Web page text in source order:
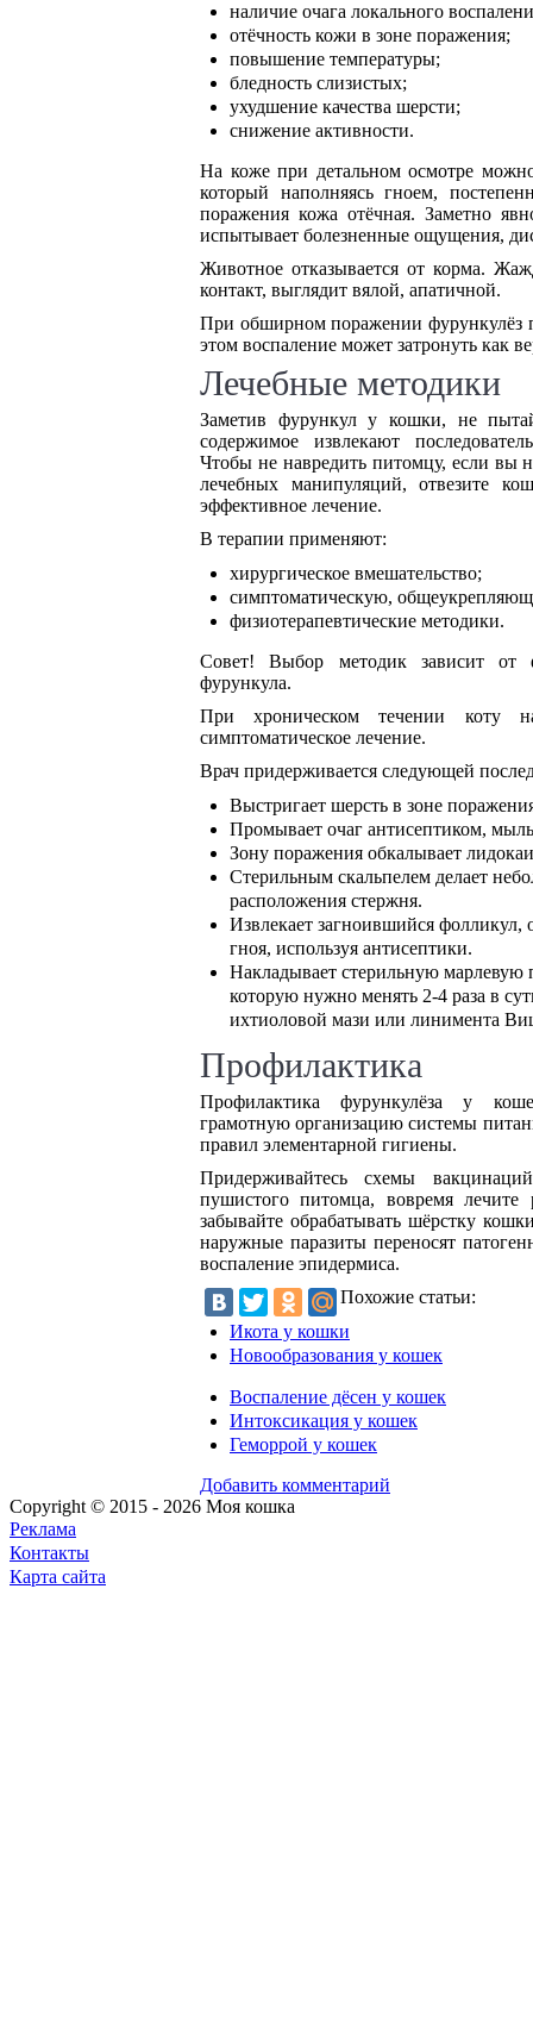
наличие очага локального
отёчность кожи в зоне поражения;
повышение температуры;
бледность слизистых;
ухудшение качества шерсти;
снижение активности.
На коже при детальном осмотре
который наполняясь гноем,
поражения кожа отёчная. Заметно
испытывает болезненные ощущения,
Животное отказывается от корма.
контакт, выглядит вялой, апатичной.
При обширном поражении фурункулёз
этом воспаление может затронуть как
Лечебные методики
Заметив фурункул у кошки, не
содержимое извлекают
Чтобы не навредить питомцу, если вы
лечебных манипуляций, отвезите
эффективное лечение.
В терапии применяют:
хирургическое вмешательство;
симптоматическую,
физиотерапевтические методики.
Совет! Выбор методик зависит от
фурункула.
При хроническом течении коту
симптоматическое лечение.
Врач придерживается следующей
Выстригает шерсть в зоне
Промывает очаг антисептиком,
Зону поражения обкалывает
Стерильным скальпелем делает
расположения стержня.
Извлекает загноившийся фолликул,
гноя, используя антисептики.
Накладывает стерильную марлевую
которую нужно менять 2-4 раза в
ихтиоловой мази или линимента
Профилактика
Профилактика фурункулёза у
грамотную организацию системы
правил элементарной гигиены.
Придерживайтесь схемы
пушистого питомца, вовремя
забывайте обрабатывать шёрстку
наружные паразиты переносят
воспаление эпидермиса.
Похожие статьи:
Икота у кошки
Новообразования у кошек
Воспаление дёсен у кошек
Интоксикация у кошек
Геморрой у кошек
Добавить комментарий
Copyright © 2015 - 2026 Моя кошка
Реклама
Контакты
Карта сайта